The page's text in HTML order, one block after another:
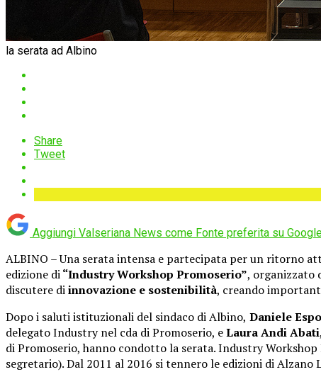
la serata ad Albino
Share
Tweet
Aggiungi Valseriana News come Fonte preferita su
ALBINO – Una serata intensa e partecipata per un ritorno
edizione di“Industry Workshop Promoserio”, organizzato
discutere diinnovazione e sostenibilità, creando
Dopo i saluti istituzionali del sindaco di Albino, Daniele
delegato Industry nel cda di Promoserio, eLaura Andi Abati
di Promoserio, hanno condotto la serata. Industry
segretario). Dal 2011 al 2016 si tennero le edizioni di Alzano